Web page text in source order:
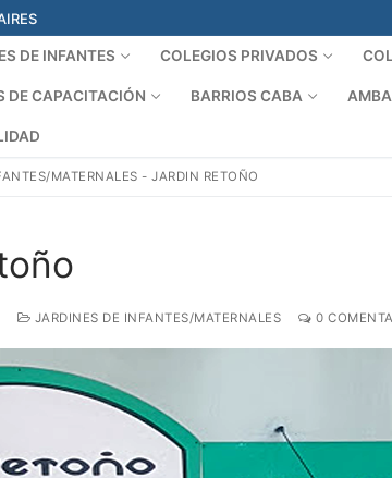
DE INFANTES COLEGIOS PRIVADOS
DE CAPACITACIÓN BARRIOS CABA
MATERNALES -JARDIN RETOÑO
JARDINES DE INFANTES/MATERNALES 0